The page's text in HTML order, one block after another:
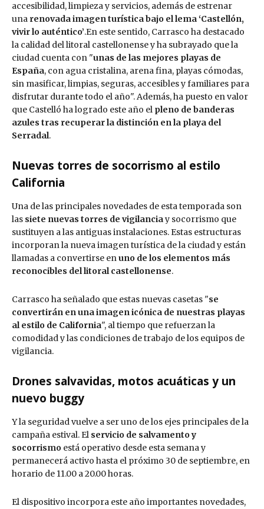
accesibilidad, limpieza y servicios, además de estrenar
una renovada imagen turística bajo el lema ‘Castellón,
vivir lo auténtico’.En este sentido, Carrasco ha destacado
la calidad del litoral castellonense y ha subrayado que la
ciudad cuenta con "unas de las mejores playas de
España, con agua cristalina, arena fina, playas cómodas,
sin masificar, limpias, seguras, accesibles y familiares para
disfrutar durante todo el año". Además, ha puesto en valor
que Castelló ha logrado este año el pleno de banderas
azules tras recuperar la distinción en la playa del
Serradal.
Nuevas torres de socorrismo al estilo
California
Una de las principales novedades de esta temporada son
las siete nuevas torres de vigilanciay socorrismo que
sustituyen a las antiguas instalaciones. Estas estructuras
incorporan la nueva imagen turística de la ciudad y están
llamadas a convertirse enuno de los elementos más
reconocibles del litoral castellonense.
Carrasco ha señalado que estas nuevas casetas "se
convertirán en una imagen icónica de nuestras playas
al estilo de California", al tiempo que refuerzan la
comodidad y las condiciones de trabajo de los equipos de
vigilancia.
Drones salvavidas, motos acuáticas y un
nuevo buggy
Y la seguridad vuelve a ser uno de los ejes principales de la
campaña estival. El servicio de salvamento y
socorrismo está operativo desde esta semana y
permanecerá activo hasta el próximo 30 de septiembre, en
horario de 11.00 a 20.00 horas.
El dispositivo incorpora este año importantes novedades,